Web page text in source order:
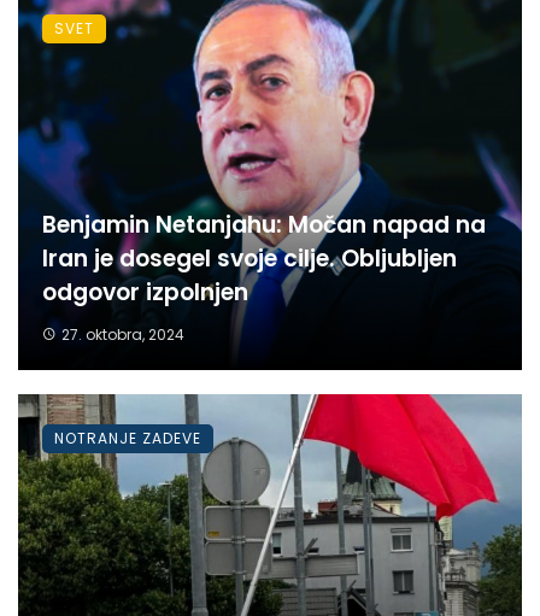
Benjamin Netanjahu: Močan napad na
Iran je dosegel svoje cilje. Obljubljen
odgovor izpolnjen
27. oktobra, 2024
SVET
NOTRANJE ZADEVE